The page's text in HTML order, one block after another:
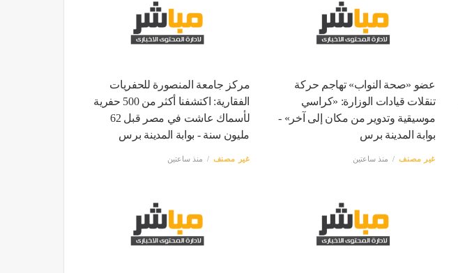
عضو «صحة النواب» تهاجم حركة
تنقلات قيادات الوزارة: «كراسي
موسيقية وتدوير من مكان إلى آخر» -
بوابة المدينة برس
غير مصنف منذ ساعتين
مركز جامعة المنصورة للحفريات
الفقارية: اكتشفنا أكثر من 500 حفرية
لأسماك عاشت في مصر قبل 62
مليون سنة - بوابة المدينة برس
غير مصنف منذ ساعتين